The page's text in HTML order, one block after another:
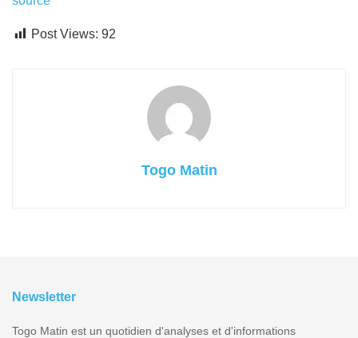
Post Views: 92
Togo Matin
Newsletter
Togo Matin est un quotidien d'analyses et d'informations